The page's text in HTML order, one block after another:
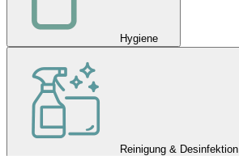
Hygiene
Reinigung & Desinfektion